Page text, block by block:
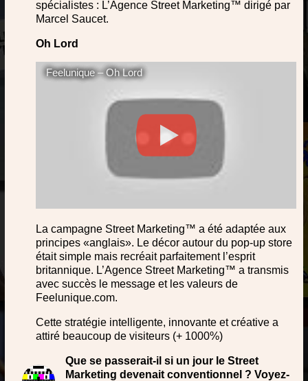
spécialistes : L’Agence Street Marketing™ dirigé par
Marcel Saucet.
Oh Lord
Feelunique – Oh Lord
La campagne Street Marketing™ a été adaptée aux
principes «anglais». Le décor autour du pop-up store
était simple mais recréait parfaitement l’esprit
britannique. L’Agence Street Marketing™ a transmis
avec succès le message et les valeurs de
Feelunique.com.
Cette stratégie intelligente, innovante et créative a
attiré beaucoup de visiteurs (+ 1000%)
Que se passerait-il si un jour le Street
Marketing devenait conventionnel ? Voyez-